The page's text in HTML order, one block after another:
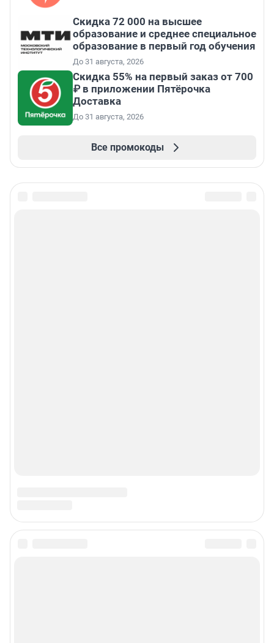
Скидка 72 000 на высшее
образование и среднее специальное
образование в первый год обучения
До 31 августа, 2026
Скидка 55% на первый заказ от 700
₽ в приложении Пятёрочка
Доставка
До 31 августа, 2026
Все промокоды